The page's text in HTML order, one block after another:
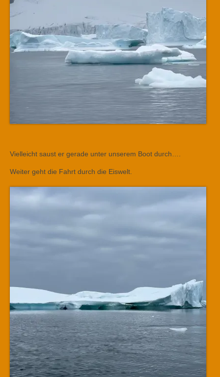
Vielleicht saust er gerade unter unserem Boot durch….
Weiter geht die Fahrt durch die Eiswelt.